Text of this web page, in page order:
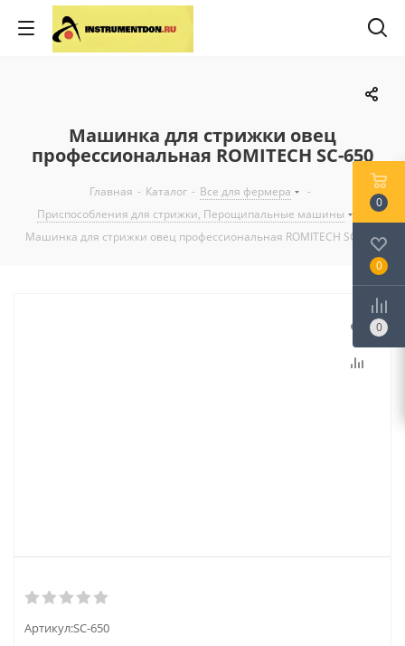
Машинка для стрижки овец
профессиональная ROMITECH SC-650
Главная - Каталог - Все для фермера
-
Приспособления для стрижки, Перощипальные машины
Машинка для стрижки овец профессиональная ROMITECH SC-650
Артикул:SC-650
0
0
0